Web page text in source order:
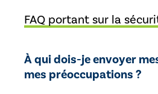
FAQ portant sur la
À qui dois-je envoyer
mes préoccupations ?